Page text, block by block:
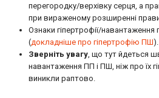
перегородку/верхівку серця, а
при вираженому розширенні
Ознаки гіпертрофії/
(докладніше про гіпертрофію ПШ).
Зверніть увагу , що тут йдеться
навантаження ПП і ПШ, ніж про їх
виникли раптово.